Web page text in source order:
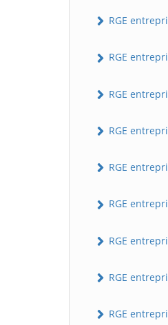
RGE
RGE
RGE
RGE
RGE
RGE
RGE
RGE
RGE